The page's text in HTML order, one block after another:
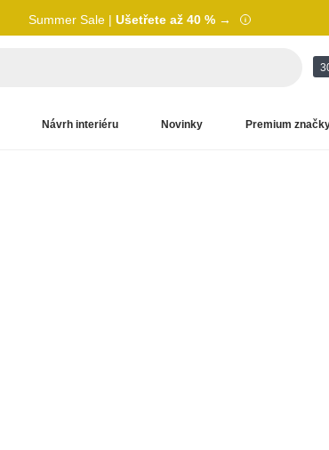
Summer Sale | Ušetřete až 40 % →
Návrh interiéru Novinky Premium